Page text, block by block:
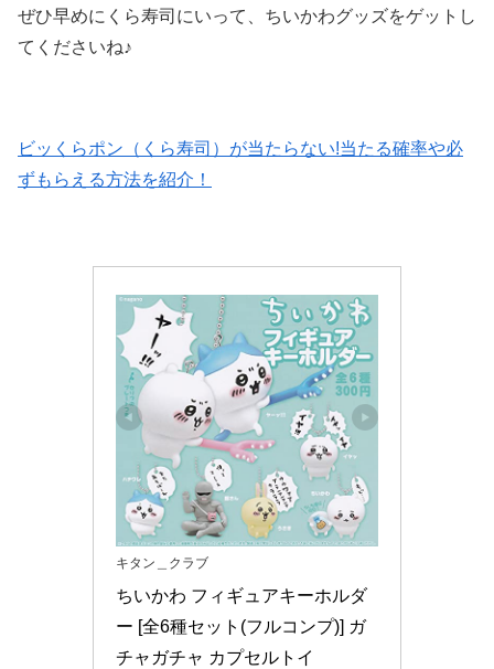
ぜひ早めにくら寿司にいって、ちいかわグッズをゲットし
てくださいね♪
ビッくらポン（くら寿司）が当たらない!当たる確率や必
ずもらえる方法を紹介！
キタン＿クラブ
ちいかわ フィギュアキーホルダ
ー [全6種セット(フルコンプ)] ガ
チャガチャ カプセルトイ